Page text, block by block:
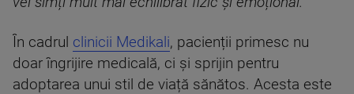
În cadrul clinicii Medikali, pacienții primesc nu
doar îngrijire medicală, ci și sprijin pentru
adoptarea unui stil de viață sănătos. Acesta este